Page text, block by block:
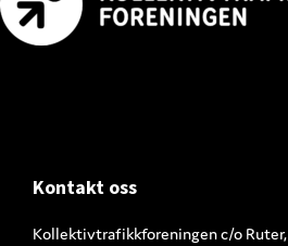
Footer
Kontakt oss
Kollektivtrafikkforeningen c/o Ruter,